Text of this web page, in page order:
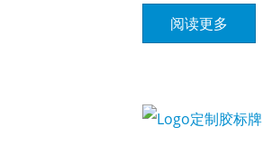
阅读更多